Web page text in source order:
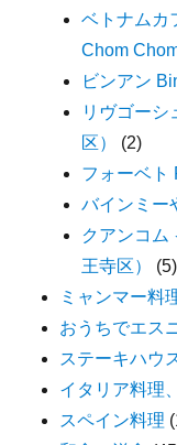
ベトナムカ
Chom
ビンアン
リヴゴーシ
区）
(2)
フォーベト
バインミー
クアンコム
王寺区）
(5)
ミャンマー料
おうちでエス
ステーキハウ
イタリア料理
スペイン料理